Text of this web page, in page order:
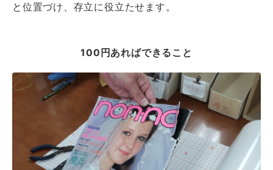
と位置づけ、存立に役立たせます。
100円あればできること